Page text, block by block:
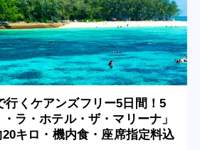
くケアンズフリー5日間！5
ラ・ホテル・ザ・マリーナ」
キロ・機内食・座席指定料込